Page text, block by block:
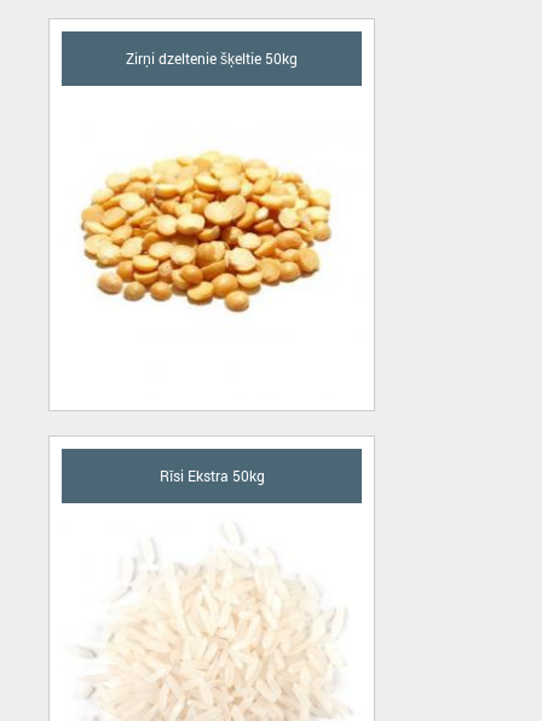
Zirņi dzeltenie šķeltie 50kg
Rīsi Ekstra 50kg